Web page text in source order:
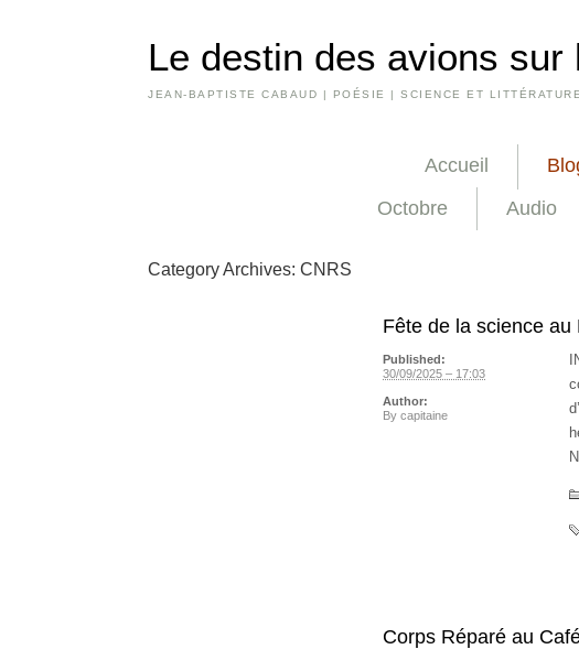
Le destin des avions sur
JEAN-BAPTISTE CABAUD | POÉSIE | SCIENCE ET
Accueil
Octobre
Audio
Category Archives:CNRS
Fête de la science
Published:
30/09/2025 – 17:03
Author:
By capitaine
Corps Réparé au